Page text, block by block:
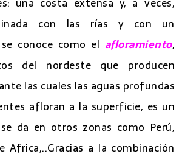
con las rías y con un
conoce como el afloramiento,
del nordeste que producen
las cuales las aguas profundas
afloran a la superficie, es un
da en otros zonas como Perú,
Africa,..Gracias a la combinación